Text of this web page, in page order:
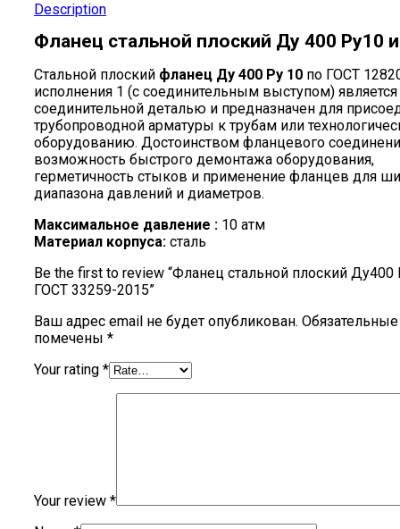
Description
Фланец стальной плоский Ду 400 Ру10
Стальной плоский фланец Ду 400 Ру 10 по ГОСТ
исполнения 1 (с соединительным выступом) является
соединительной деталью и предназначен для
трубопроводной арматуры к трубам или
оборудованию. Достоинством фланцевого
возможность быстрого демонтажа оборудования,
герметичность стыков и применение фланцев для
диапазона давлений и диаметров.
Максимальное давление : 10 атм
Материал корпуса: сталь
Be the first to review “Фланец стальной плоский Ду400
ГОСТ 33259-2015”
Ваш адрес email не будет опубликован.
помечены *
Your rating *
Your review *